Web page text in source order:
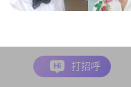
打招呼